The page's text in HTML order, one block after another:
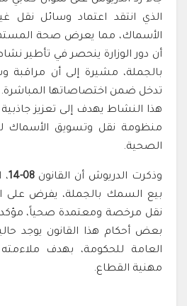
الذي انتقد اعتماد وسائل نقل
الأسماك، مما يعرض صحة
أن دور الوزارة ينحصر في تأطير
بالجملة، مشيرة إلى أن مراقبة
تدخل ضمن اختصاصاتها
هذا النشاط يهدف إلى تعزيز
منظومة نقل وتسويق الأسماك
الصحية.
وذكرت الدريوش أن القانون08-14
،
بيع السمك بالجملة، يفرض على
نقل مرخصة ومعتمدة صحياً،
بعض أحكام هذا القانون يوجد
العامة للحكومة، بهدف
مهنية القطاع.